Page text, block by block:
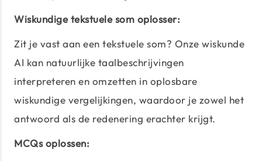
Wiskundige tekstuele som oplosser:
Zit je vast aan een tekstuele som? Onze wiskunde
AI kan natuurlijke taalbeschrijvingen
interpreteren en omzetten in oplosbare
wiskundige vergelijkingen, waardoor je zowel het
antwoord als de redenering erachter krijgt.
MCQs oplossen: